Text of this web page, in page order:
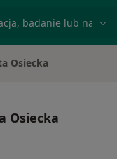
Osiecka
Osiecka